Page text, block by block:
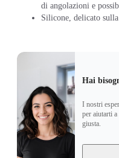
di angolazioni e
Silicone, delicato
Hai
I nostri
per aiutarti a
giusta.